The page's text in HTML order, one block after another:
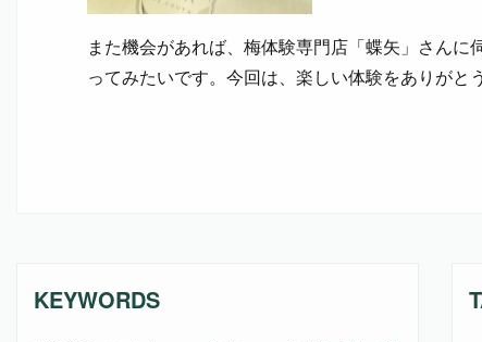
また機会があれば、梅体験専門店「蝶矢」さん
ってみたいです。今回は、楽しい体験をありがと
KEYWORDS